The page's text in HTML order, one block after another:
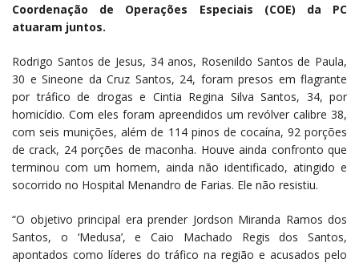
Coordenação de Operações Especiais (COE) da PC
atuaram juntos.
Rodrigo Santos de Jesus, 34 anos, Rosenildo Santos de Paula,
30 e Sineone da Cruz Santos, 24, foram presos em flagrante
por tráfico de drogas e Cintia Regina Silva Santos, 34, por
homicídio. Com eles foram apreendidos um revólver calibre 38,
com seis munições, além de 114 pinos de cocaína, 92 porções
de crack, 24 porções de maconha. Houve ainda confronto que
terminou com um homem, ainda não identificado, atingido e
socorrido no Hospital Menandro de Farias. Ele não resistiu.
“O objetivo principal era prender Jordson Miranda Ramos dos
Santos, o ‘Medusa’, e Caio Machado Regis dos Santos,
apontados como líderes do tráfico na região e acusados pelo